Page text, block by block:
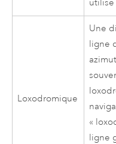
utilisé
Loxodromique
Une
ligne
«
ligne